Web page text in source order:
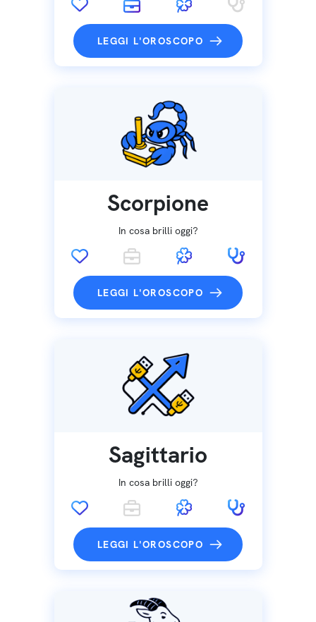
LEGGI L'OROSCOPO
Scorpione
In cosa brilli oggi?
LEGGI L'OROSCOPO
Sagittario
In cosa brilli oggi?
LEGGI L'OROSCOPO